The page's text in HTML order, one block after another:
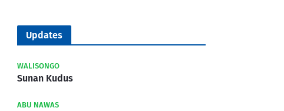
Updates
WALISONGO
Sunan Kudus
ABU NAWAS